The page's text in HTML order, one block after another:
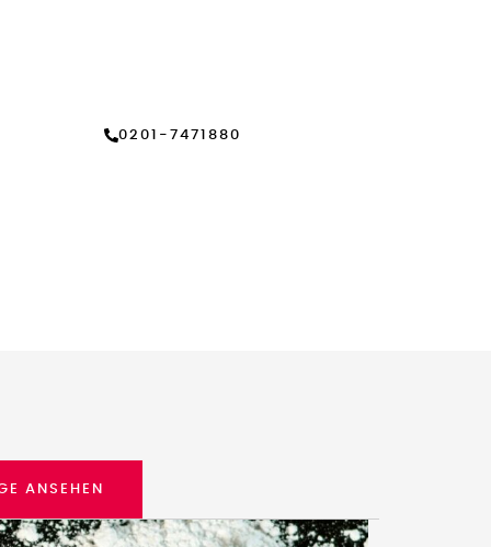
0201-7471880
ANSEHEN